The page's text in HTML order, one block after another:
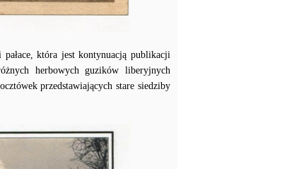
która jest kontynuacją publikacji
herbowych guzików liberyjnych
przedstawiających stare siedziby